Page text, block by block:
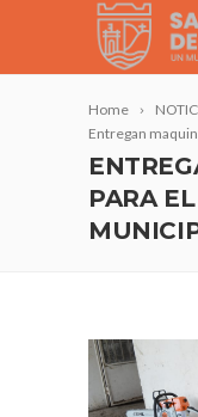
Home
Entregan
PARA